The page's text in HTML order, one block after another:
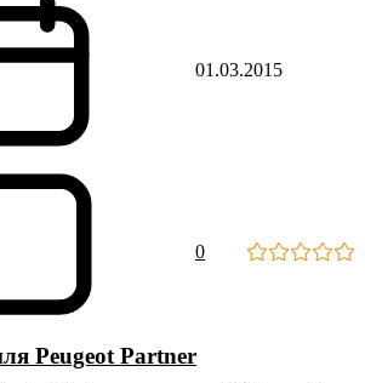
01.03.2015
0
Peugeot Partner